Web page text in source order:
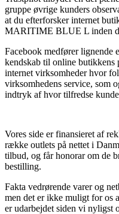
gruppe øvrige kunders
at du efterforsker internet
MARITIME BLUE L inden
Facebook medfører lignende
kendskab til online butikkens
internet virksomheder hvor
virksomhedens service, som
indtryk af hvor tilfredse
Vores side er finansieret af
række outlets på nettet i
tilbud, og får honorar om de
bestilling.
Fakta vedrørende varer og
men det er ikke muligt for os
er udarbejdet siden vi nyligst